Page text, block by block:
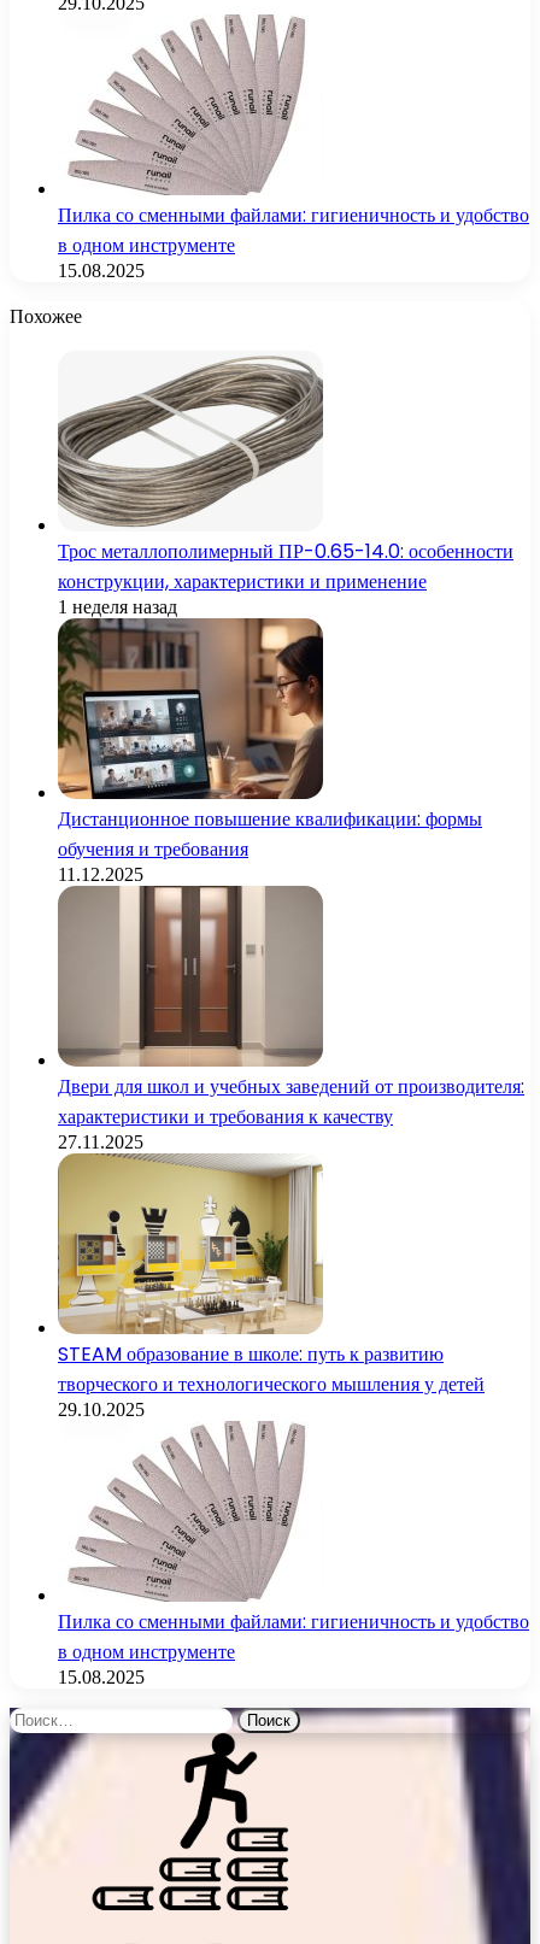
Пилка со сменными файлами: гигиеничность и удобство
в одном инструменте
15.08.2025
Похожее
Трос металлополимерный ПР-0.65-14.0: особенности
конструкции, характеристики и применение
1 неделя назад
Дистанционное повышение квалификации: формы
обучения и требования
11.12.2025
Двери для школ и учебных заведений от производителя:
характеристики и требования к качеству
27.11.2025
STEAM образование в школе: путь к развитию
творческого и технологического мышления у детей
29.10.2025
Пилка со сменными файлами: гигиеничность и удобство
в одном инструменте
15.08.2025
Найти: